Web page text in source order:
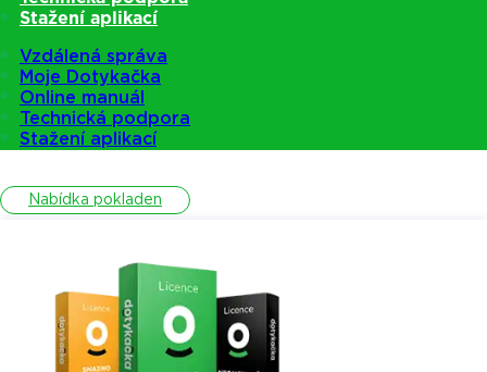
Stažení aplikací
Vzdálená správa
Moje Dotykačka
Online manuál
Technická podpora
Stažení aplikací
Pokladny
Nabídka pokladen